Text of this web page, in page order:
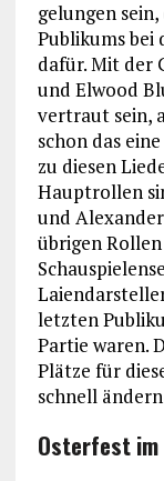
gelungen
Publikums bei
dafür. Mit der
und Elwood
vertraut sein,
schon das
zu diesen
Hauptrollen
und
übrigen
letzten
Partie waren.
Plätze für
schnell
Osterfest